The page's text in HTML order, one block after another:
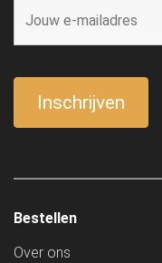
Bestellen
Over ons